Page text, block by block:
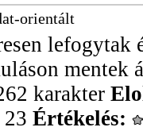
orientált
lefogytak
mentek
karakter
23 Értékelés: